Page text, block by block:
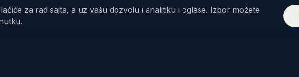
za rad sajta, a uz vašu dozvolu i analitiku i oglase. Izbor možete